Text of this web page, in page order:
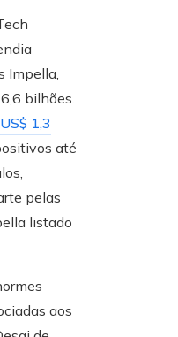
Impella,
bilhões.
1,3
até
pelas
listado
aos